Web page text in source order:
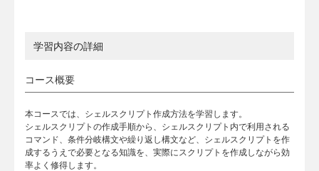
学習内容の詳細
コース概要
本コースでは、シェルスクリプト作成方法を学習します。
シェルスクリプトの作成手順から、シェルスクリプト内で利用される
コマンド、条件分岐構文や繰り返し構文など、シェルスクリプトを作
成するうえで必要となる知識を、実際にスクリプトを作成しながら効
率よく修得します。